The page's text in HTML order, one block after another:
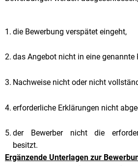
die Bewerbung verspätet eingeht,
das Angebot nicht in eine genannte
Nachweise nicht oder nicht
erforderliche Erklärungen nicht
der Bewerber nicht die
besitzt.
Ergänzende Unterlagen zur